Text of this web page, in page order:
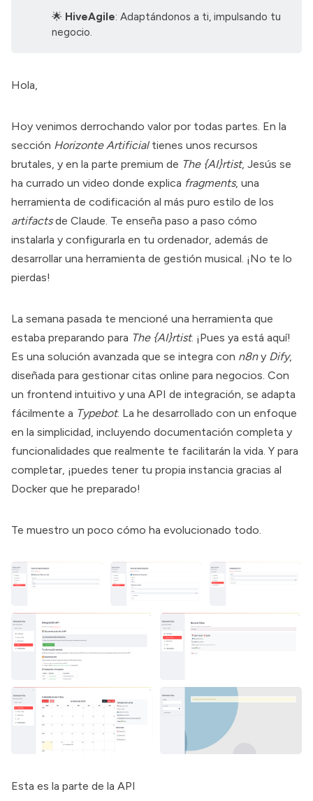
🌟 HiveAgile: Adaptándonos a ti, impulsando tu
negocio.
Hola,
Hoy venimos derrochando valor por todas partes. En la
sección Horizonte Artificialtienes unos recursos
brutales, y en la parte premium de The {AI}rtist, Jesús se
ha currado un video donde explica fragments, una
herramienta de codificación al más puro estilo de los
artifactsde Claude. Te enseña paso a paso cómo
instalarla y configurarla en tu ordenador, además de
desarrollar una herramienta de gestión musical. ¡No te lo
pierdas!
La semana pasada te mencioné una herramienta que
estaba preparando para The {AI}rtist. ¡Pues ya está aquí!
Es una solución avanzada que se integra con n8ny Dify,
diseñada para gestionar citas online para negocios. Con
un frontend intuitivo y una API de integración, se adapta
fácilmente a Typebot. La he desarrollado con un enfoque
en la simplicidad, incluyendo documentación completa y
funcionalidades que realmente te facilitarán la vida. Y para
completar, ¡puedes tener tu propia instancia gracias al
Docker que he preparado!
Te muestro un poco cómo ha evolucionado todo.
Esta es la parte de la API